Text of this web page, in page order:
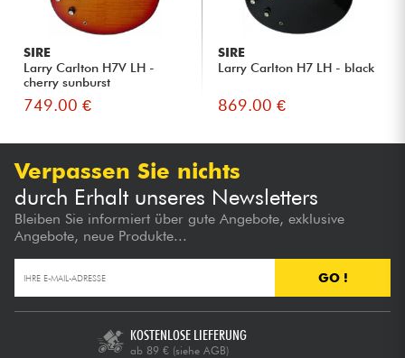
SIRE
Larry Carlton H7V LH -
cherry sunburst
749.00 €
SIRE
Larry Carlton H7 LH - black
869.00 €
Verpassen Sie nichts
durch Erhalt unseres Newsletters
Bleiben Sie informiert über gute Angebote, exklusive
Angebote, neue Produkte...
GO !
KOSTENLOSE LIEFERUNG
ab 89 € (siehe AGB)